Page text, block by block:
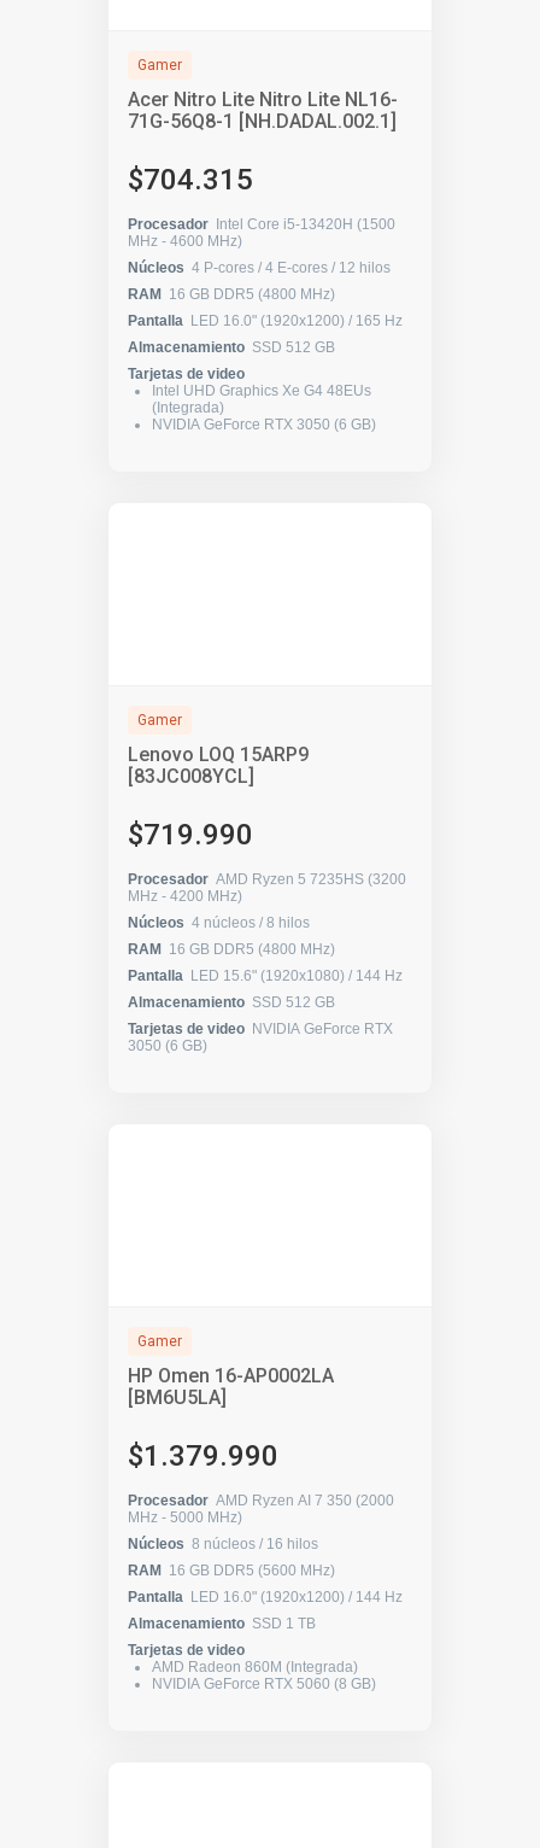
Gamer
Acer Nitro Lite Nitro Lite NL16-
71G-56Q8-1 [NH.DADAL.002.1]
$704.315
Procesador
Intel Core i5-13420H (1500
MHz - 4600 MHz)
Núcleos
4 P-cores / 4 E-cores / 12 hilos
RAM
16 GB DDR5 (4800 MHz)
Pantalla
LED 16.0" (1920x1200) / 165 Hz
Almacenamiento SSD 512 GB
Tarjetas de video
Intel UHD Graphics Xe G4 48EUs
(Integrada)
NVIDIA GeForce RTX 3050 (6 GB)
Gamer
Lenovo LOQ 15ARP9
[83JC008YCL]
$719.990
Procesador AMD Ryzen 5 7235HS (3200
MHz - 4200 MHz)
Núcleos
4 núcleos / 8 hilos
RAM 16 GB DDR5 (4800 MHz)
Pantalla
LED 15.6" (1920x1080) / 144 Hz
Almacenamiento SSD 512 GB
Tarjetas de video NVIDIA GeForce RTX
3050 (6 GB)
Gamer
HP Omen 16-AP0002LA
[BM6U5LA]
$1.379.990
Procesador AMD Ryzen AI 7 350 (2000
MHz - 5000 MHz)
Núcleos
8 núcleos / 16 hilos
RAM 16 GB DDR5 (5600 MHz)
Pantalla
LED 16.0" (1920x1200) / 144 Hz
Almacenamiento SSD 1 TB
Tarjetas de video
AMD Radeon 860M (Integrada)
NVIDIA GeForce RTX 5060 (8 GB)